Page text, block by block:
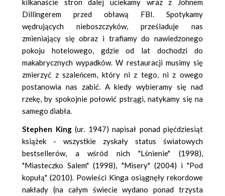
kilkanaście stron dalej uciekamy wraz z Johnem
Dillingerem przed obławą FBI. Spotykamy
wędrujących nieboszczyków, prześladuje nas
zmieniający się obraz i trafiamy do nawiedzonego
pokoju hotelowego, gdzie od lat dochodzi do
makabrycznych wypadków. W restauracji musimy się
zmierzyć z szaleńcem, który ni z tego, ni z owego
postanowia nas zabić. A kiedy wybieramy się nad
rzekę, by spokojnie połowić pstrągi, natykamy się na
samego diabła.
Stephen King (ur. 1947) napisał ponad pięćdziesiąt
książek - wszystkie zyskały status światowych
bestsellerów, a wśród nich "Lśnienie" (1998),
"Miasteczko Salem" (1998), "Misery" (2004) i "Pod
kopułą" (2010). Powieści Kinga osiągnęły rekordowe
nakłady (na całym świecie wydano ponad trzysta